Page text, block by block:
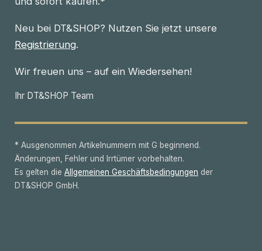
Neu bei DT&SHOP? Nutzen Sie jetzt unsere
Registrierung.
Wir freuen uns – auf ein Wiedersehen!
Ihr DT&SHOP Team
* Ausgenommen Artikelnummern mit G beginnend.
Änderungen, Fehler und Irrtümer vorbehalten.
Es gelten die Allgemeinen Geschäftsbedingungen der
DT&SHOP GmbH.